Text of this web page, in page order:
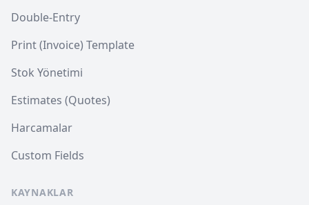
Double-Entry
Print (Invoice) Template
Stok Yönetimi
Estimates (Quotes)
Harcamalar
Custom Fields
KAYNAKLAR